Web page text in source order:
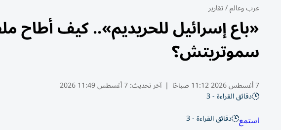
عرب وعالم/تقارير
«باع إسرائيل للحريديم».. كيف أطاح
سموتريتش؟
7 أغسطس 2026 11:12 صباحًا | آخر تحديث:7 أغسطس 11:49 2026
دقائق القراءة - 3
استمع دقائق القراءة - 3